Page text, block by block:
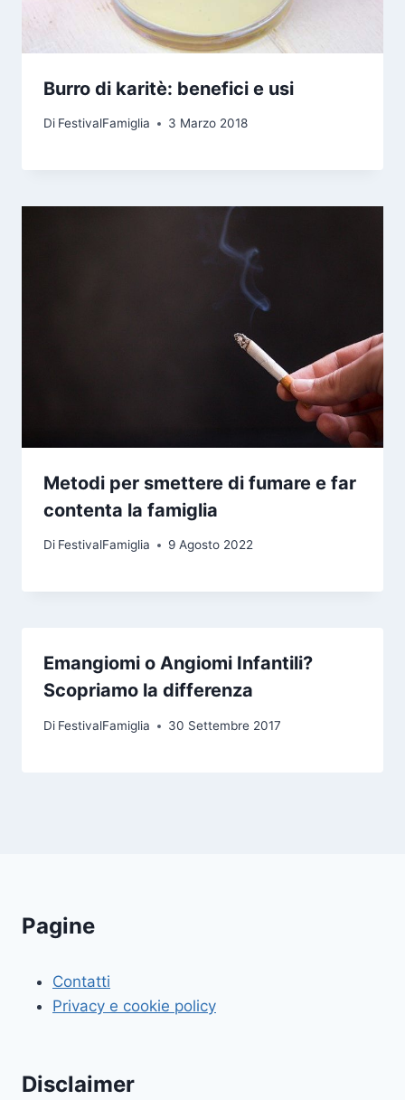
Burro di karitè: benefici e usi
Di FestivalFamiglia 3 Marzo 2018
Metodi per smettere di fumare e far
contenta la famiglia
Di FestivalFamiglia 9 Agosto 2022
Emangiomi o Angiomi Infantili?
Scopriamo la differenza
Di FestivalFamiglia 30 Settembre 2017
Pagine
Contatti
Privacy e cookie policy
Disclaimer